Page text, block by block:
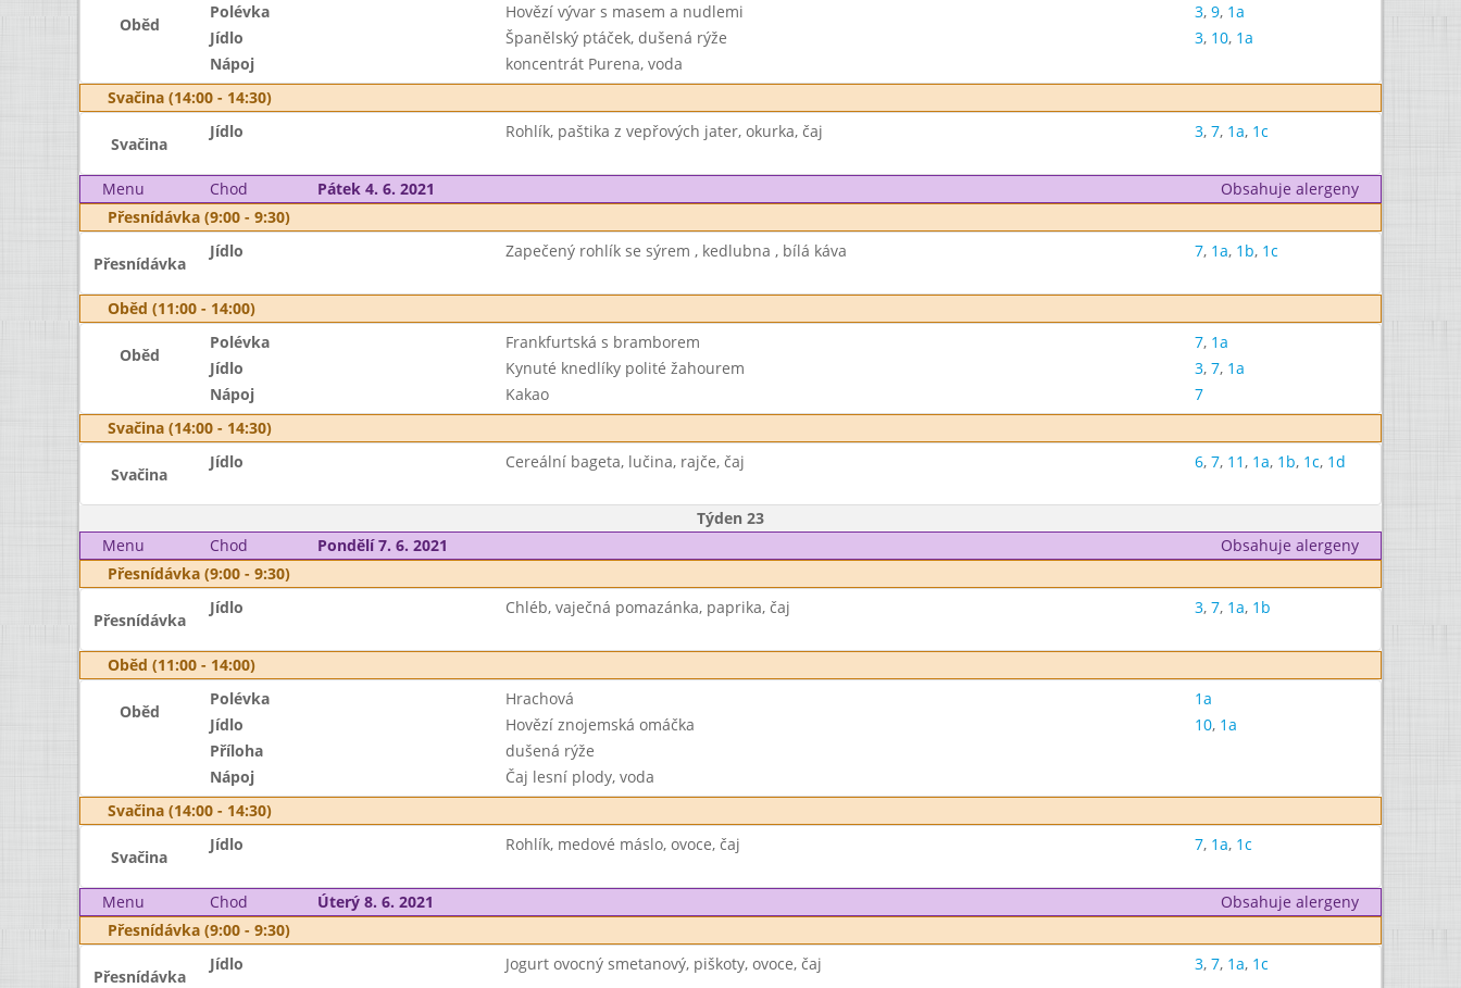
Oběd
Polévka Hovězí vývar s masem a nudlemi 3, 9, 1a
Jídlo
Španělský ptáček, dušená rýže 3, 10, 1a
Nápoj
koncentrát Purena, voda
Svačina (14:00 - 14:30)
Svačina
Jídlo Rohlík, paštika z vepřových jater, okurka, čaj 3, 7, 1a, 1c
Menu Chod Pátek 4. 6. 2021
Obsahuje alergeny
Přesnídávka (9:00 - 9:30)
Přesnídávka
Jídlo Zapečený rohlík se sýrem , kedlubna , bílá káva 7, 1a, 1b, 1c
Oběd (11:00 - 14:00)
Oběd
Polévka Frankfurtská s bramborem 7, 1a
Jídlo
Kynuté knedlíky polité žahourem 3, 7, 1a
Nápoj
Kakao
7
Svačina (14:00 - 14:30)
Svačina
Jídlo Cereální bageta, lučina, rajče, čaj 6, 7, 11, 1a, 1b, 1c, 1d
Týden 23
Menu
Chod Pondělí 7. 6. 2021
Obsahuje alergeny
Přesnídávka (9:00 - 9:30)
Přesnídávka
Jídlo Chléb, vaječná pomazánka, paprika, čaj 3, 7, 1a, 1b
Oběd (11:00 - 14:00)
Oběd
Polévka Hrachová
1a
Jídlo
Hovězí znojemská omáčka 10, 1a
Příloha
dušená rýže
Nápoj
Čaj lesní plody, voda
Svačina (14:00 - 14:30)
Svačina
Jídlo Rohlík, medové máslo, ovoce, čaj 7, 1a, 1c
Menu Chod Úterý 8. 6. 2021
Obsahuje alergeny
Přesnídávka (9:00 - 9:30)
Přesnídávka
Jídlo Jogurt ovocný smetanový, piškoty, ovoce, čaj 3, 7, 1a, 1c